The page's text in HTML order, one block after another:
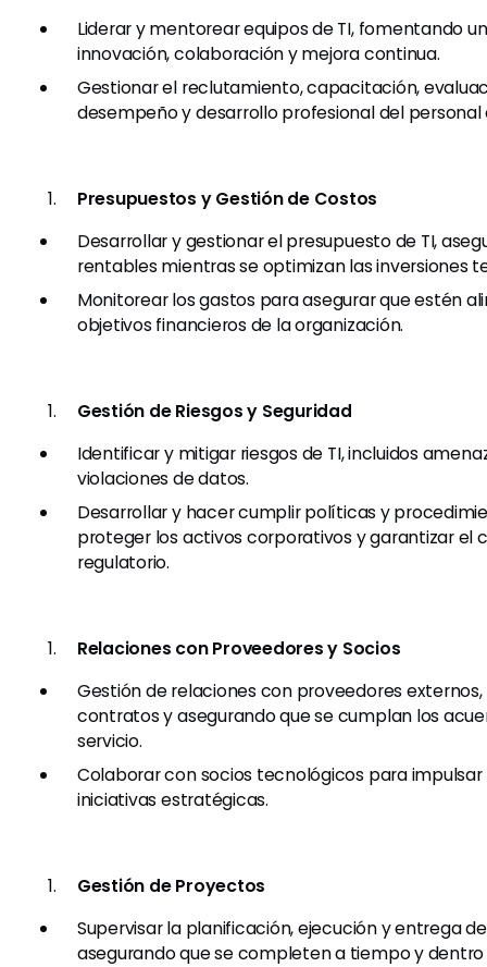
Liderar y mentorear equipos de TI, fomentando
innovación, colaboración y mejora continua.
Gestionar el reclutamiento, capacitación,
desempeño y desarrollo profesional del personal
Presupuestos y Gestión de Costos
Desarrollar y gestionar el presupuesto de TI,
rentables mientras se optimizan las inversiones
Monitorear los gastos para asegurar que estén
objetivos financieros de la organización.
Gestión de Riesgos y Seguridad
Identificar y mitigar riesgos de TI, incluidos
violaciones de datos.
Desarrollar y hacer cumplir políticas y
proteger los activos corporativos y garantizar el
regulatorio.
Relaciones con Proveedores y Socios
Gestión de relaciones con proveedores
contratos y asegurando que se cumplan los
servicio.
Colaborar con socios tecnológicos para impulsar
iniciativas estratégicas.
Gestión de Proyectos
Supervisar la planificación, ejecución y entrega
asegurando que se completen a tiempo y